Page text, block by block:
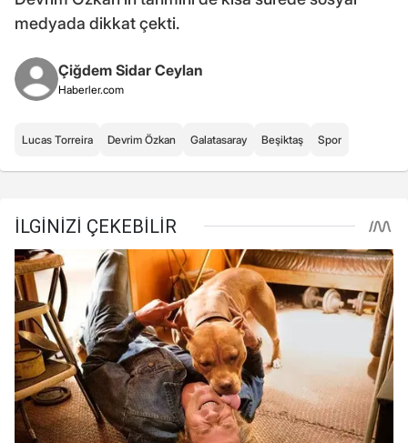
medyada dikkat çekti.
Çiğdem Sidar Ceylan
Haberler.com
Lucas Torreira Devrim Özkan Galatasaray Beşiktaş Spor